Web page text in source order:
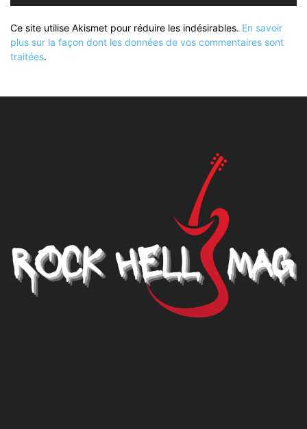
Ce site utilise Akismet pour réduire les indésirables. En savoir
plus sur la façon dont les données de vos commentaires sont
traitées.